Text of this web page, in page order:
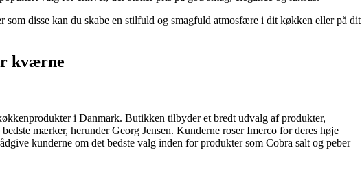
disse kan du skabe en stilfuld og smagfuld atmosfære i dit køkken eller på dit
kværne
i Danmark. Butikken tilbyder et bredt udvalg af produkter,
mærker, herunder Georg Jensen. Kunderne roser Imerco for deres høje
kunderne om det bedste valg inden for produkter som Cobra salt og peber